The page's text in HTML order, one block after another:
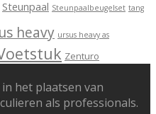
Steunpaal Steunpaalbeugelset tang
heavy ursus heavy as
Zenturo
het plaatsen van
als professionals.